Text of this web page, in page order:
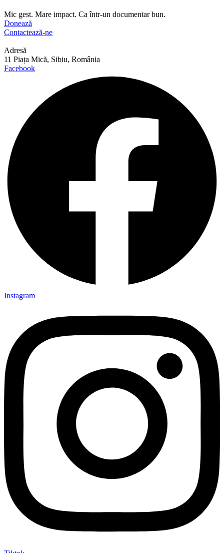
Mic gest. Mare impact. Ca într-un documentar bun.
Donează
Contactează-ne
Adresă
11 Piața Mică, Sibiu, România
Facebook
Instagram